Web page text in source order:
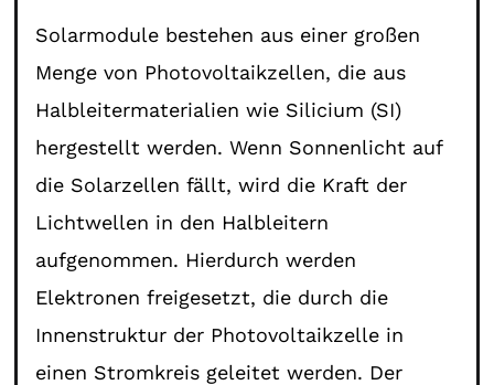
Solarmodule bestehen aus einer großen
Menge von Photovoltaikzellen, die aus
Halbleitermaterialien wie Silicium (SI)
hergestellt werden. Wenn Sonnenlicht auf
die Solarzellen fällt, wird die Kraft der
Lichtwellen in den Halbleitern
aufgenommen. Hierdurch werden
Elektronen freigesetzt, die durch die
Innenstruktur der Photovoltaikzelle in
einen Stromkreis geleitet werden. Der